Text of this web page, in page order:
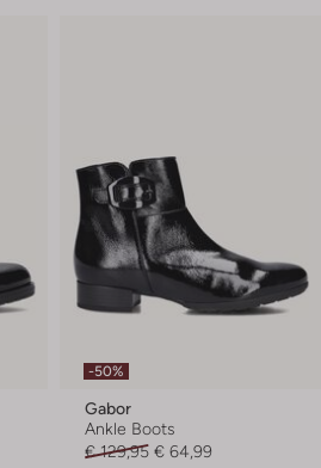
-50%
Gabor
Ankle Boots
€ 129,95 € 64,99